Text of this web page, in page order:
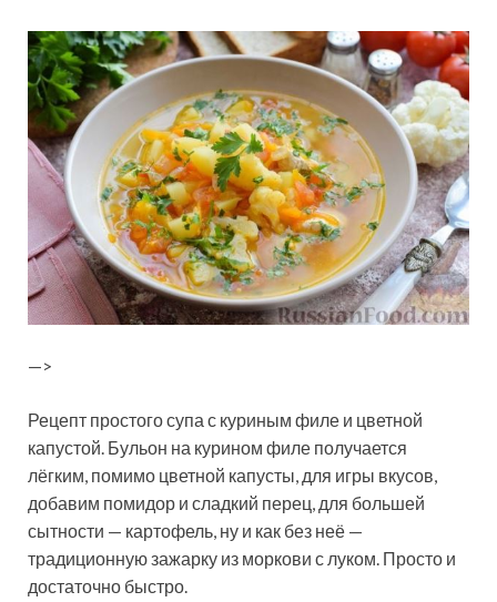
—>
Рецепт простого супа с куриным филе и цветной
капустой. Бульон на курином филе получается
лёгким, помимо цветной капусты, для игры вкусов,
добавим помидор и сладкий перец, для большей
сытности — картофель, ну и как без неё —
традиционную зажарку из моркови с луком. Просто и
достаточно быстро.